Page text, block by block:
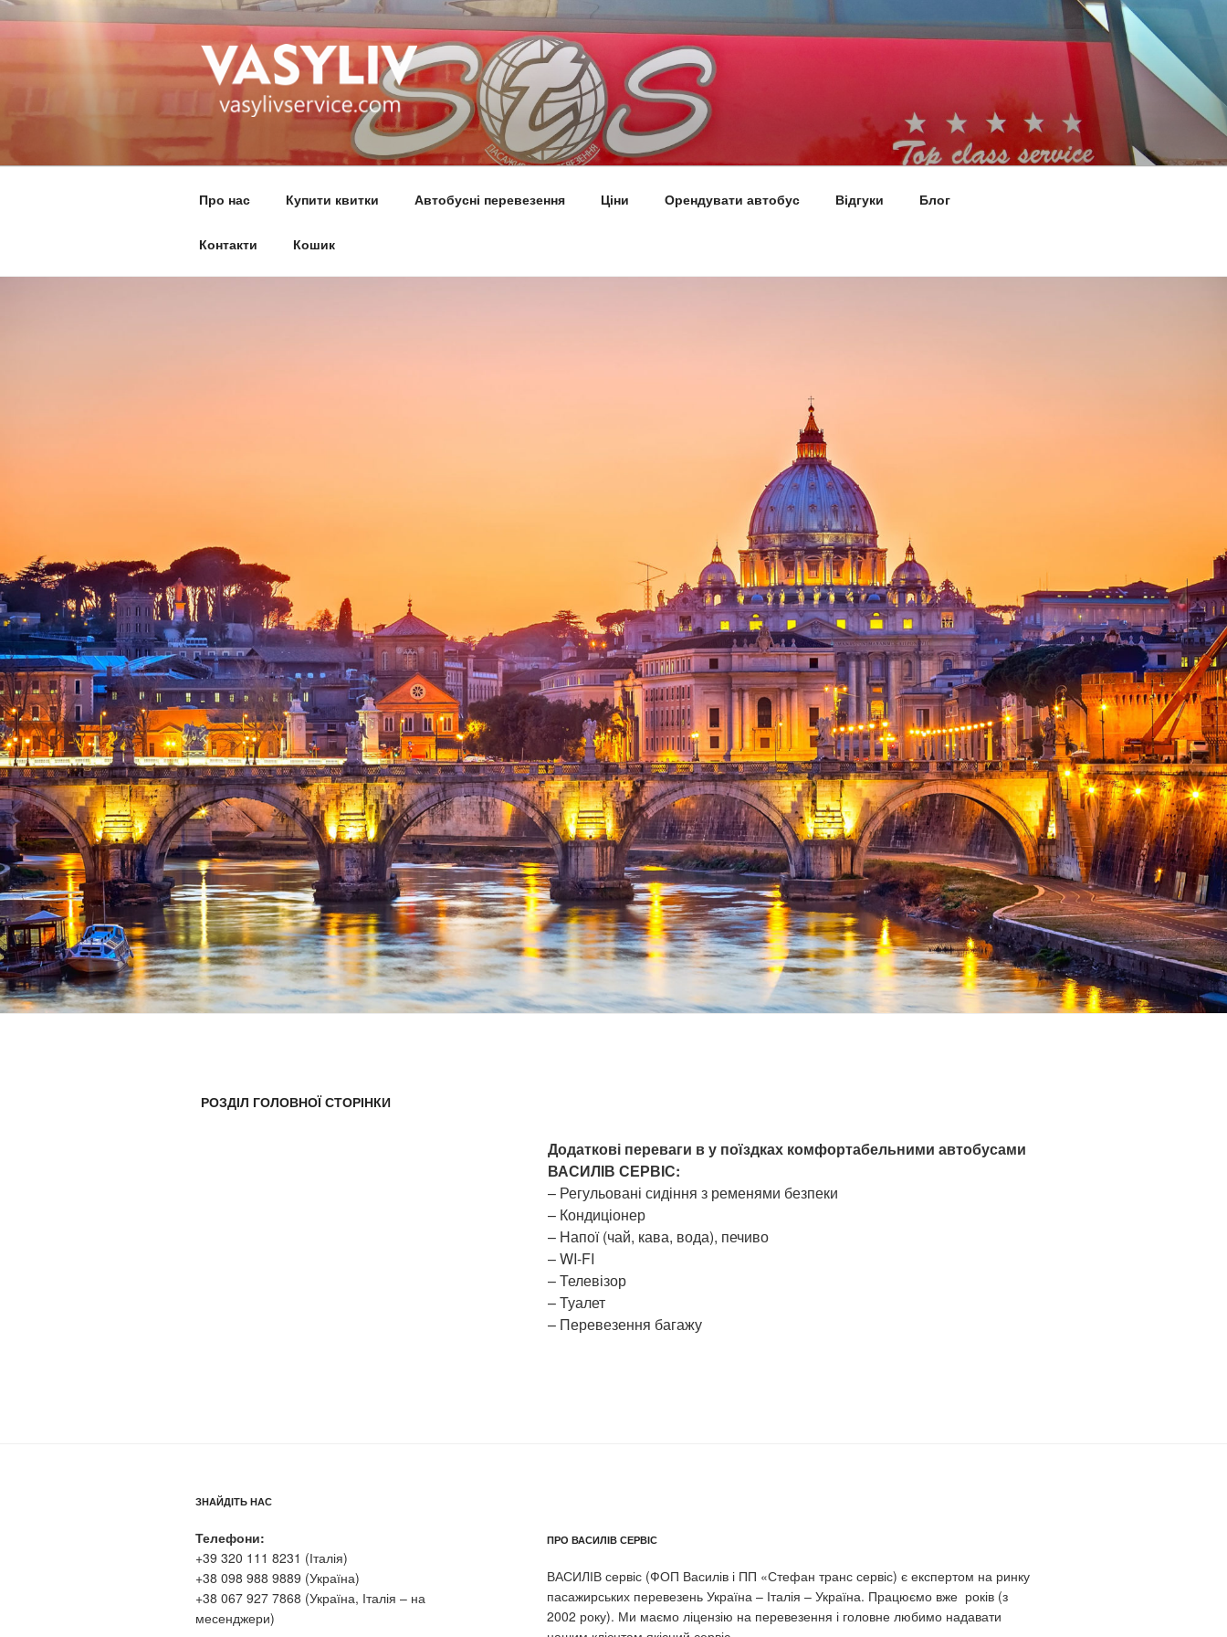
Перейти
ВАСИЛІВ
автобус Україна Італія
Про нас Купити квитки Автобусні перевезення Ціни Орендувати автобус Відгуки Блог
Контакти Кошик
РОЗДІЛ ГОЛОВНОЇ СТОРІНКИ
Додаткові переваги в у поїздках комфортабельними автобусами
ВАСИЛІВ СЕРВІС:
– Регульовані сидіння з ременями безпеки
– Кондиціонер
– Напої (чай, кава, вода), печиво
– WI-FI
– Телевізор
– Туалет
– Перевезення багажу
ЗНАЙДІТЬ НАС
Телефони:
+39 320 111 8231 (Італія)
+38 098 988 9889 (Україна)
+38 067 927 7868 (Україна, Італія – на
месенджери)
ПРО ВАСИЛІВ СЕРВІС
ВАСИЛІВ сервіс (ФОП Василів і ПП «Стефан транс сервіс) є експертом на ринку
пасажирських перевезень Україна – Італія – Україна. Працюємо вже років (з
2002 року). Ми маємо ліцензію на перевезення і головне любимо надавати